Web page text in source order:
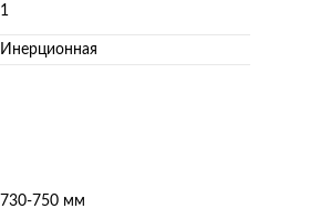
1
Инерционная
730-750 мм